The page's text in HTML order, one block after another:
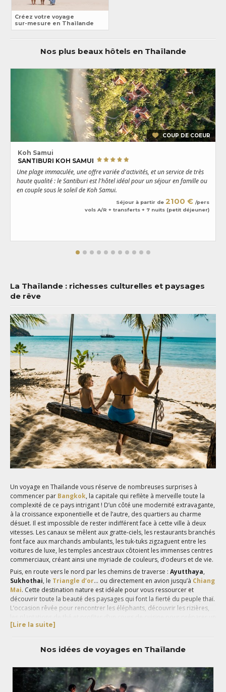
Créez votre voyage
sur-mesure en Thaïlande
Nos plus beaux hôtels en Thaïlande
COUP DE COEUR
Koh Samui
SANTIBURI KOH SAMUI
Une plage immaculée, une offre variée d'activités, et un service de très
haute qualité : le Santiburi est l'hôtel idéal pour un séjour en famille ou
en couple sous le soleil de Koh Samui.
Séjour à partir de 2100 € /pers
vols A/R + transferts + 7 nuits (petit déjeuner)
La Thaïlande : richesses culturelles et paysages
de rêve
Un voyage en Thaïlande vous réserve de nombreuses surprises à
commencer par Bangkok, la capitale qui reflète à merveille toute la
complexité de ce pays intrigant ! D’un côté une modernité extravagante,
à la croissance exponentielle et de l’autre, des quartiers au charme
désuet. Il est impossible de rester indifférent face à cette ville à deux
vitesses. Les canaux se mêlent aux gratte-ciels, les restaurants branchés
font face aux marchands ambulants, les tuk-tuks zigzaguent entre les
voitures de luxe, les temples ancestraux côtoient les immenses centres
commerciaux, créant ainsi une myriade de couleurs, d’odeurs et de vie.
Puis, en route vers le nord par les chemins de traverse : Ayutthaya,
Sukhothai, le Triangle d’or… ou directement en avion jusqu’à Chiang
Mai. Cette destination nature est idéale pour vous ressourcer et
découvrir toute la beauté des paysages qui font la fierté du peuple thaï.
L’occasion rêvée pour rencontrer les éléphants, découvrir les rizières,
succulent Pad Thai. Ces deux étapes au cœur du Royaume de Siam sont
séjour en Thaïlande
magnifiques plages qui ourlent le littoral. Pas si simple de faire son
choix, parmi ces noms magiques qui virevoltent au sein de votre
imaginaire : Koh Phi Phi,Koh Lanta , Koh Phangan, Koh Samui,
[Lire la suite]
Nos idées de voyages en Thaïlande